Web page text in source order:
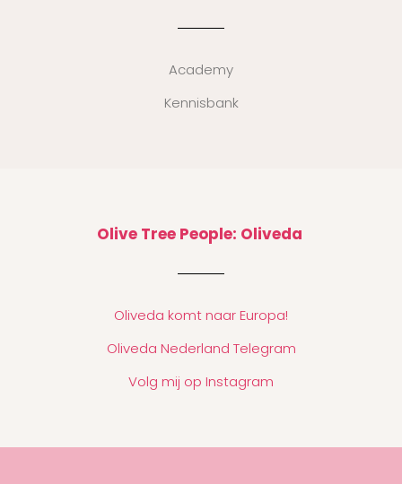
Academy
Kennisbank
Olive Tree People: Oliveda
Oliveda komt naar Europa!
Oliveda Nederland Telegram
Volg mij op Instagram